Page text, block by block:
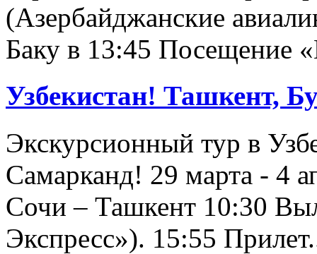
(Азербайджанские
Баку в 13:45 Посещение
Узбекистан! Ташкент,
Экскурсионный тур в
Самарканд! 29 марта - 4
Сочи – Ташкент 10:30
Экспресс»). 15:55